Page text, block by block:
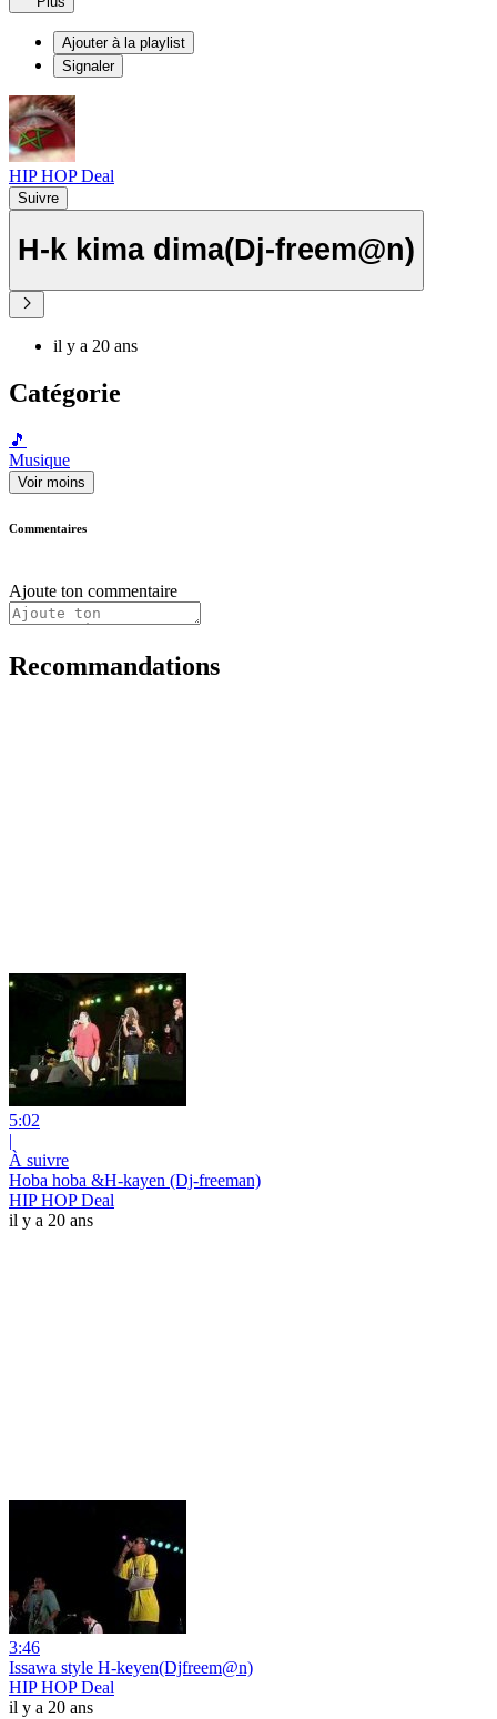
Ajouter à la playlist
Signaler
HIP HOP Deal
Suivre
H-k kima dima(Dj-freem@n)
il y a 20 ans
Catégorie
🎵
Musique
Voir moins
Commentaires
Ajoute ton commentaire
Recommandations
5:02
|
À suivre
Hoba hoba &H-kayen (Dj-freeman)
HIP HOP Deal
il y a 20 ans
3:46
Issawa style H-keyen(Djfreem@n)
HIP HOP Deal
il y a 20 ans